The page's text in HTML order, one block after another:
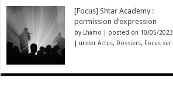
[Focus] Shtar Academy :
permission d’expression
by Lhamo
posted on 10/05/2023
under Actus, Dossiers, Focus sur